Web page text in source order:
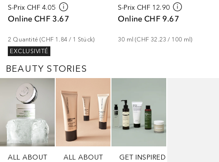
S-Prix CHF 4.05
Online CHF 3.67
2 Quantité (CHF 1.84 / 1 Stück)
EXCLUSIVITÉ
S-Prix CHF 12.90
Online CHF 9.67
30 ml (CHF 32.23 / 100 ml)
BEAUTY STORIES
Ignorer
ALL ABOUT
ALL ABOUT
GET INSPIRED